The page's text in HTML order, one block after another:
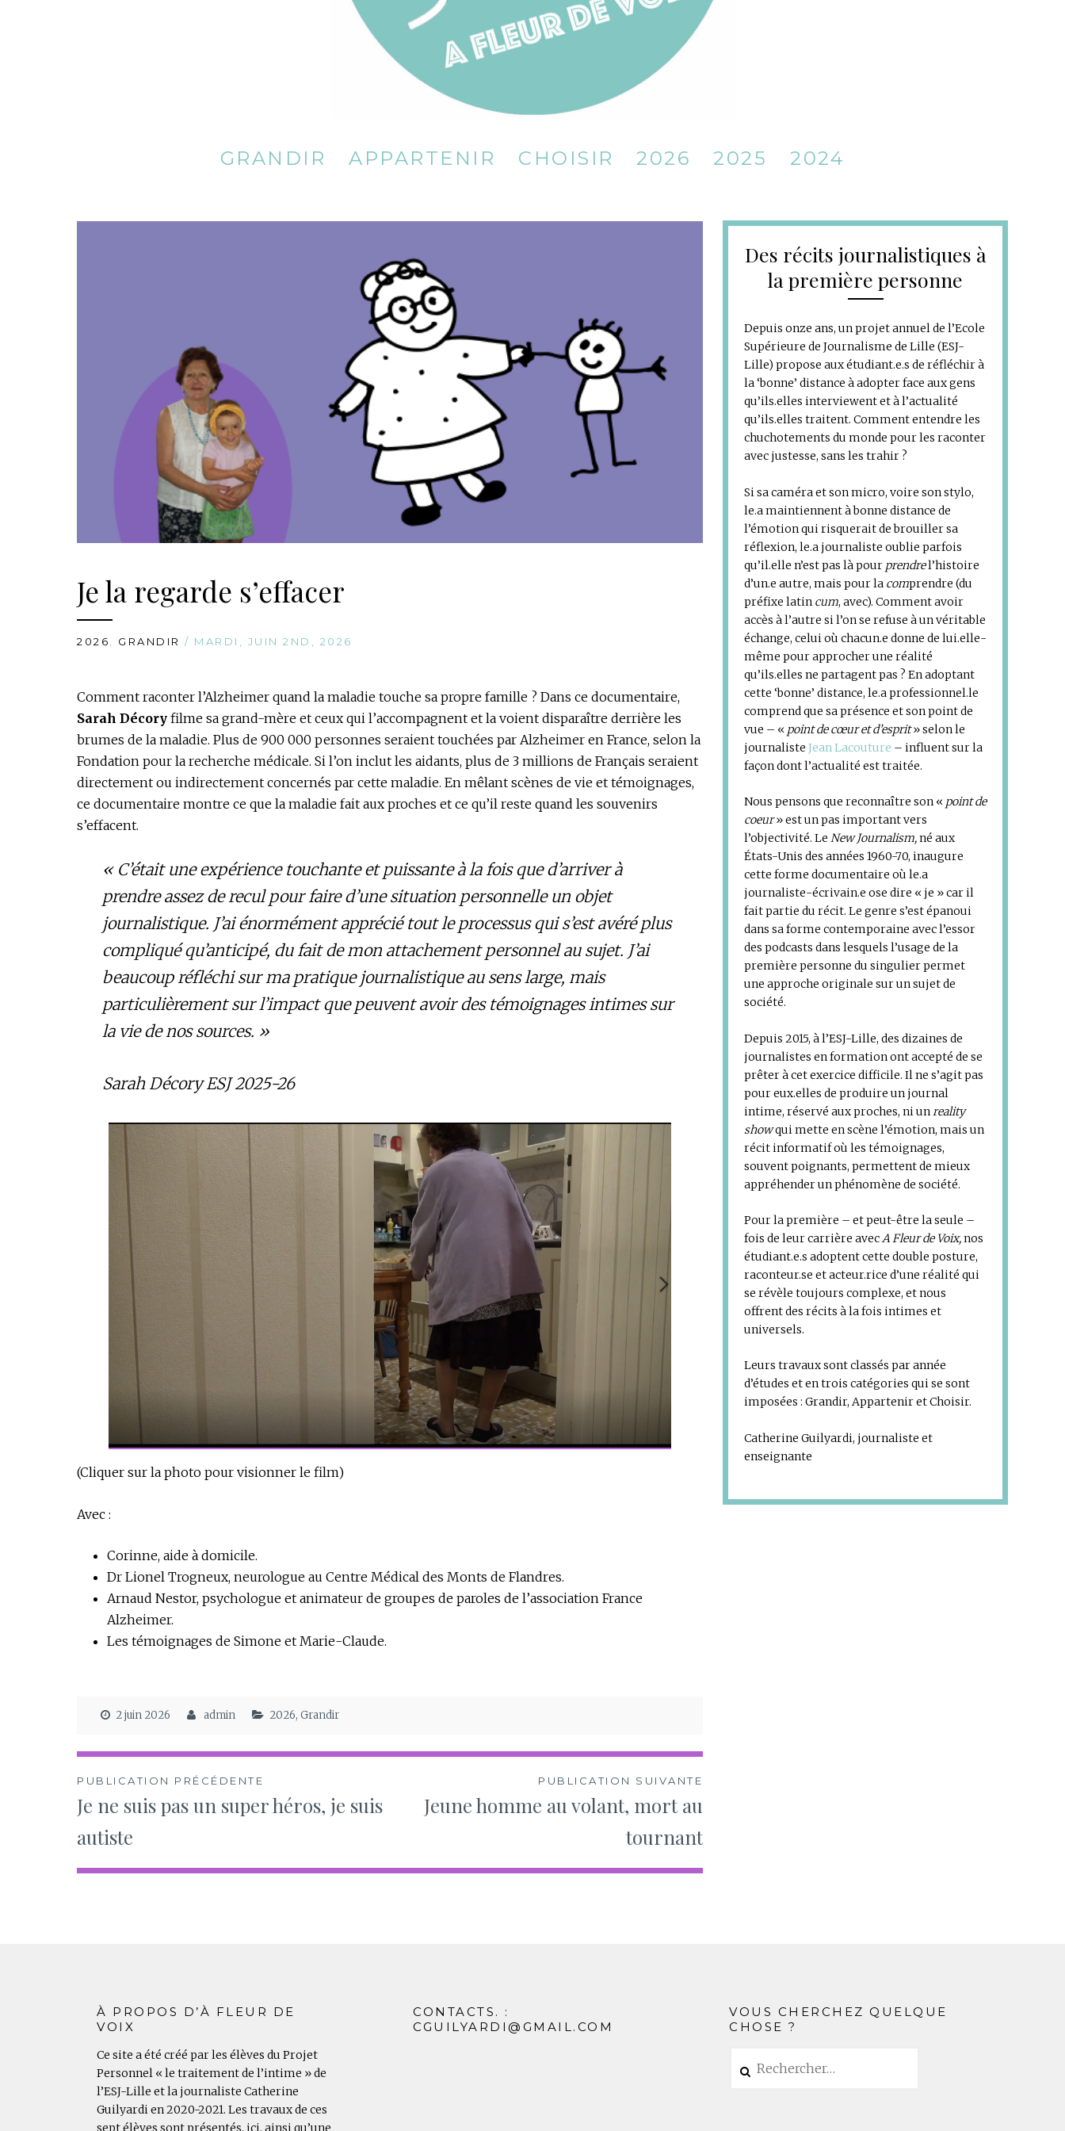
A fleur de voixGRANDIR APPARTENIR CHOISIR 2026 2025 2024
Je la regarde s’effacer
2026 GRANDIR / MARDI, JUIN 2ND, 2026
Comment raconter l’Alzheimer quand la maladie touche sa propre famille ? Dans ce documentaire,
Sarah Décory filme sa grand-mère et ceux qui l’accompagnent et la voient disparaître derrière les
brumes de la maladie. Plus de 900 000 personnes seraient touchées par Alzheimer en France, selon la
Fondation pour la recherche médicale. Si l’on inclut les aidants, plus de 3 millions de Français seraient
directement ou indirectement concernés par cette maladie. En mêlant scènes de vie et témoignages,
ce documentaire montre ce que la maladie fait aux proches et ce qu’il reste quand les souvenirs
s’effacent.
« C’était une expérience touchante et puissante à la fois que d’arriver à
prendre assez de recul pour faire d’une situation personnelle un objet
journalistique. J’ai énormément apprécié tout le processus qui s’est avéré plus
compliqué qu’anticipé, du fait de mon attachement personnel au sujet. J’ai
beaucoup réfléchi sur ma pratique journalistique au sens large, mais
particulièrement sur l’impact que peuvent avoir des témoignages intimes sur
la vie de nos sources. »
Sarah Décory ESJ 2025-26
(Cliquer sur la photo pour visionner le film)
Avec :
Corinne, aide à domicile.
Dr Lionel Trogneux, neurologue au Centre Médical des Monts de Flandres.
Arnaud Nestor, psychologue et animateur de groupes de paroles de l’association France
Alzheimer.
Les témoignages de Simone et Marie-Claude.
2 juin 2026 admin 2026, Grandir
Navigation
de
l’article
PUBLICATION PRÉCÉDENTE
Je ne suis pas un super héros, je suis
autiste
PUBLICATION SUIVANTE
Jeune homme au volant, mort au
tournant
Des récits journalistiques à
la première personne
Depuis onze ans, un projet annuel de l’Ecole
Supérieure de Journalisme de Lille (ESJ-
Lille) propose aux étudiant.e.s de réfléchir à
la ‘bonne’ distance à adopter face aux gens
qu’ils.elles interviewent et à l’actualité
qu’ils.elles traitent. Comment entendre les
chuchotements du monde pour les raconter
avec justesse, sans les trahir ?
Si sa caméra et son micro, voire son stylo,
le.a maintiennent à bonne distance de
l’émotion qui risquerait de brouiller sa
réflexion, le.a journaliste oublie parfois
qu’il.elle n’est pas là pour prendrel’histoire
d’un.e autre, mais pour la comprendre (du
préfixe latin cum, avec). Comment avoir
accès à l’autre si l’on se refuse à un véritable
échange, celui où chacun.e donne de lui.elle-
même pour approcher une réalité
qu’ils.elles ne partagent pas ? En adoptant
cette ‘bonne’ distance, le.a professionnel.le
comprend que sa présence et son point de
vue – « point de cœur et d’esprit» selon le
journaliste Jean Lacouture – influent sur la
façon dont l’actualité est traitée.
Nous pensons que reconnaître son « point de
coeur» est un pas important vers
l’objectivité. Le New Journalism,né aux
États-Unis des années 1960-70, inaugure
cette forme documentaire où le.a
journaliste-écrivain.e ose dire « je » car il
fait partie du récit. Le genre s’est épanoui
dans sa forme contemporaine avec l’essor
des podcasts dans lesquels l’usage de la
première personne du singulier permet
une approche originale sur un sujet de
société.
Depuis 2015, à l’ESJ-Lille, des dizaines de
journalistes en formation ont accepté de se
prêter à cet exercice difficile. Il ne s’agit pas
pour eux.elles de produire un journal
intime, réservé aux proches, ni un reality
showqui mette en scène l’émotion, mais un
récit informatif où les témoignages,
souvent poignants, permettent de mieux
appréhender un phénomène de société.
Pour la première – et peut-être la seule –
fois de leur carrière avecA Fleur de Voix,nos
étudiant.e.s adoptent cette double posture,
raconteur.se et acteur.rice d’une réalité qui
se révèle toujours complexe, et nous
offrent des récits à la fois intimes et
universels.
Leurs travaux sont classés par année
d’études et en trois catégories qui se sont
imposées : Grandir, Appartenir et Choisir.
Catherine Guilyardi, journaliste et
enseignante
À PROPOS D’À FLEUR DE
VOIX
Ce site a été créé par les élèves du Projet
Personnel « le traitement de l’intime » de
l’ESJ-Lille et la journaliste Catherine
Guilyardi en 2020-2021. Les travaux de ces
sept élèves sont présentés, ici, ainsi qu’une
CONTACTS. :
CGUILYARDI@GMAIL.COM
VOUS CHERCHEZ QUELQUE
CHOSE ?